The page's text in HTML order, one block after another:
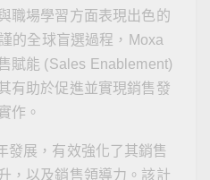
職場學習方面表現出色的
的全球盲選過程，Moxa
賦能 (Sales Enablement)
有助於促進並實現銷售發
作。
發展，有效強化了其銷售
，以及銷售領導力。該計